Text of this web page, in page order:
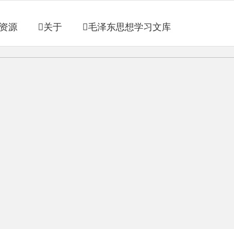
源 关于 毛泽东思想学习文库